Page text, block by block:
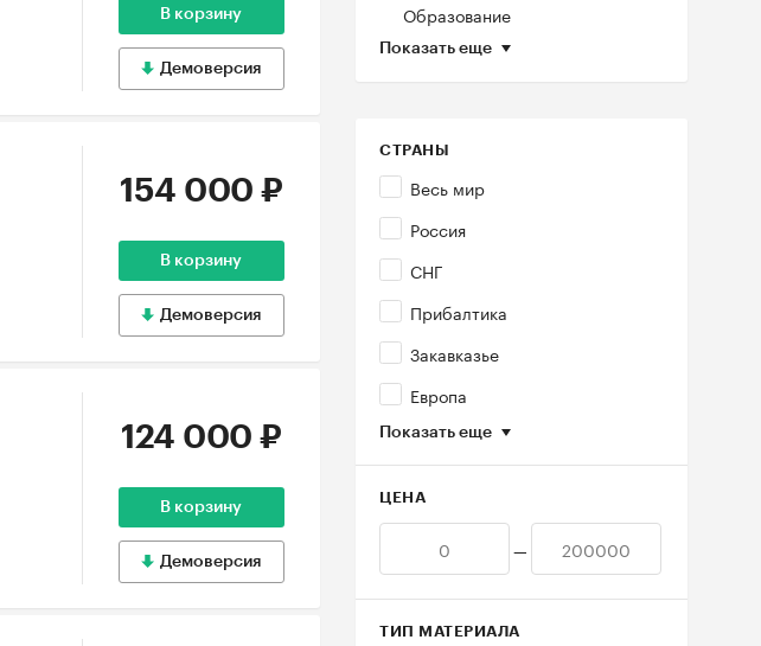
Образование
Показать еще
СТРАНЫ
Весь мир
Россия
СНГ
Прибалтика
Закавказье
Европа
Показать еще
ЦЕНА
—
ТИП МАТЕРИАЛА
В корзину
Демоверсия
154 000 ₽
В корзину
Демоверсия
124 000 ₽
В корзину
Демоверсия